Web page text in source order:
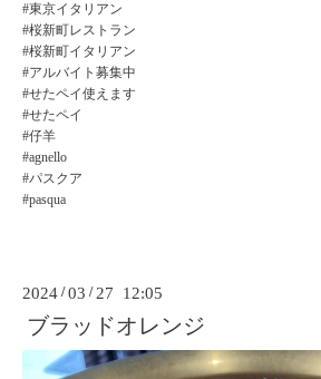
#東京イタリアン
#桜新町レストラン
#桜新町イタリアン
#アルバイト募集中
#せたペイ使えます
#せたペイ
#仔羊
#agnello
#パスクア
#pasqua
2024 /03 / 27 12:05
ブラッドオレンジ